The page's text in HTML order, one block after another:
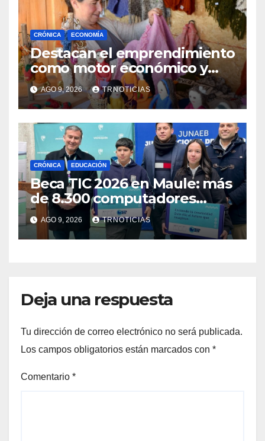
CRÓNICA ECONOMÍA
Destacan el emprendimiento
como motor económico y
anuncia fortalecer apoyos
para empleo autónomo
AGO 9, 2026 TRNOTICIAS
CRÓNICA EDUCACIÓN
Beca TIC 2026 en Maule: más
de 8.300 computadores
están siendo entregados en
la región
AGO 9, 2026 TRNOTICIAS
Deja una respuesta
Tu dirección de correo electrónico no será publicada.
Los campos obligatorios están marcados con *
Comentario *